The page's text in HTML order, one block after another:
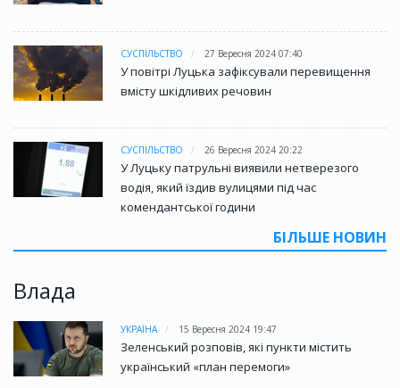
СУСПІЛЬСТВО 27 Вересня 2024 07:40
У повітрі Луцька зафіксували перевищення
вмісту шкідливих речовин
СУСПІЛЬСТВО 26 Вересня 2024 20:22
У Луцьку патрульні виявили нетверезого
водія, який їздив вулицями під час
комендантської години
БІЛЬШЕ НОВИН
Влада
УКРАЇНА 15 Вересня 2024 19:47
Зеленський розповів, які пункти містить
український «план перемоги»